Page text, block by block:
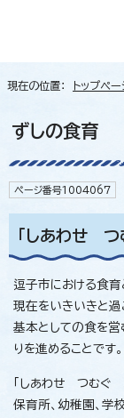
現在の位置： トップペー
ずしの食育
ページ番号1004067
「しあわせ
逗子市における食育
現在をいきいきと過
基本としての食を営
りを進めることです。
「しあわせ つむぐ
保育所、幼稚園、学